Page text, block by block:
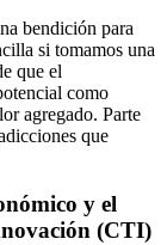
bendición para
si tomamos una
que el
como
agregado. Parte
que
y el
(CTI)